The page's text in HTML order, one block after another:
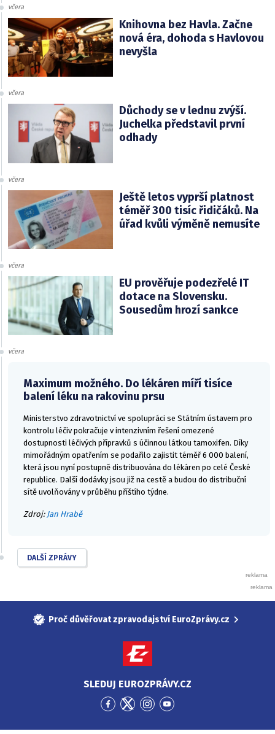
včera
Knihovna bez Havla. Začne
nová éra, dohoda s Havlovou
nevyšla
včera
Důchody se v lednu zvýší.
Juchelka představil první
odhady
včera
Ještě letos vyprší platnost
téměř 300 tisíc řidičáků. Na
úřad kvůli výměně nemusíte
včera
EU prověřuje podezřelé IT
dotace na Slovensku.
Sousedům hrozí sankce
včera
Maximum možného. Do lékáren míří tisíce
balení léku na rakovinu prsu
Ministerstvo zdravotnictví ve spolupráci se Státním ústavem pro
kontrolu léčiv pokračuje v intenzivním řešení omezené
dostupnosti léčivých přípravků s účinnou látkou tamoxifen. Díky
mimořádným opatřením se podařilo zajistit téměř 6 000 balení,
která jsou nyní postupně distribuována do lékáren po celé České
republice. Další dodávky jsou již na cestě a budou do distribuční
sítě uvolňovány v průběhu příštího týdne.
Zdroj: Jan Hrabě
DALŠÍ ZPRÁVY
Proč důvěřovat zpravodajství EuroZprávy.cz
SLEDUJ EUROZPRÁVY.CZ
PřejítPřejítPřejítPřejít